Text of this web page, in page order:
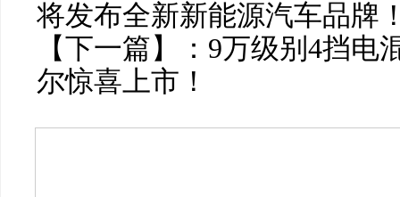
将发布全新新能源汽车品牌
【下一篇】： 9万级别4挡电
尔惊喜上市！